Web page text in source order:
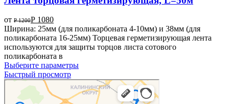
от Р1200Р 1080
Ширина: 25мм (для поликарбоната 4-10мм) и 38мм (для
поликарбоната 16-25мм) Торцевая герметизирующая лента
используются для защиты торцов листа сотового
поликарбоната в
Выберите параметры
Быстрый просмотр